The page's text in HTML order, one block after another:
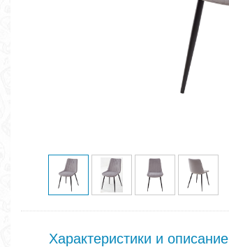
Характеристики и описание